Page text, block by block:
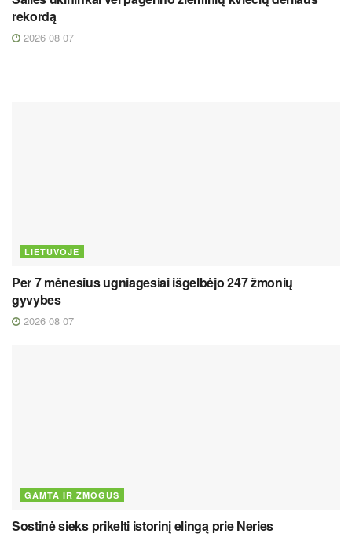
rekordą
2026 08 07
LIETUVOJE
Per 7 mėnesius ugniagesiai išgelbėjo 247 žmonių
gyvybes
2026 08 07
GAMTA IR ŽMOGUS
Sostinė sieks prikelti istorinį elingą prie Neries